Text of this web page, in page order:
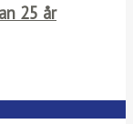
25 år